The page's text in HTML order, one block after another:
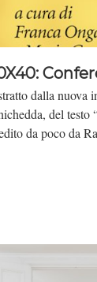
dalla nuova
del testo
da poco da